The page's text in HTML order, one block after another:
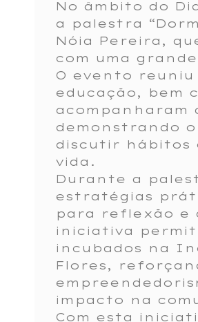
No âmbito do
a palestra
Nóia Pereira,
com uma
O evento reuniu
educação, bem
acompanharam
demonstrando
discutir hábitos
vida.
Durante a
estratégias
para reflexão e
iniciativa
incubados na
Flores,
impacto na
Com esta